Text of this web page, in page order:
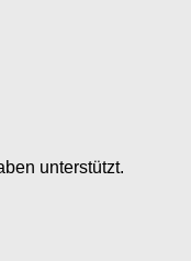
unterstützt.